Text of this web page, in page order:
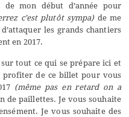
mon début d’année pour
c’est plutôt sympa) de me
les grands chantiers
en 2017.
tout ce qui se prépare ici et
profiter de ce billet pour vous
(même pas en retard on a
de paillettes. Je vous souhaite
Je vous souhaite des